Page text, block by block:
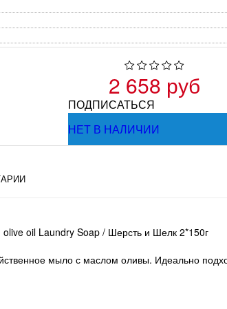
2 658 руб
ПОДПИСАТЬСЯ
НЕТ В НАЛИЧИИ
oil Laundry Soap / Шерсть и Шелк 2*150г
мыло с маслом оливы. Идеально